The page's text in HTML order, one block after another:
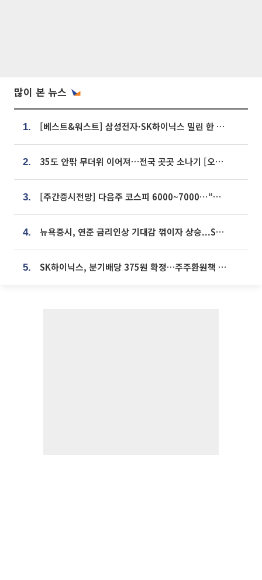
많이 본 뉴스
1. [베스트&워스트] 삼성전자·SK하이닉스 밀린 한 주…상상인증권은 85% 급등
2. 35도 안팎 무더위 이어져…전국 곳곳 소나기 [오늘 날씨]
3. [주간증시전망] 다음주 코스피 6000~7000⋯“外人 수급은 정책이 변수”
4. 뉴욕증시, 연준 금리인상 기대감 꺾이자 상승...S&P500 사상 최고치 [종합]
5. SK하이닉스, 분기배당 375원 확정…주주환원책 9월로 앞당겨 발표